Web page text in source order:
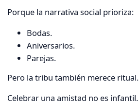
Porque la narrativa social prioriza:
Bodas.
Aniversarios.
Parejas.
Pero la tribu también merece ritual.
Celebrar una amistad no es infantil.